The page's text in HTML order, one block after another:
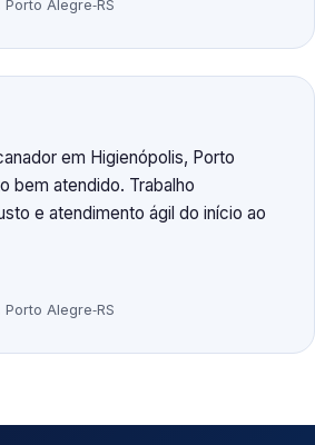
Alegre‑RS
em Higienópolis, Porto
bem atendido. Trabalho
e atendimento ágil do início ao
Alegre‑RS